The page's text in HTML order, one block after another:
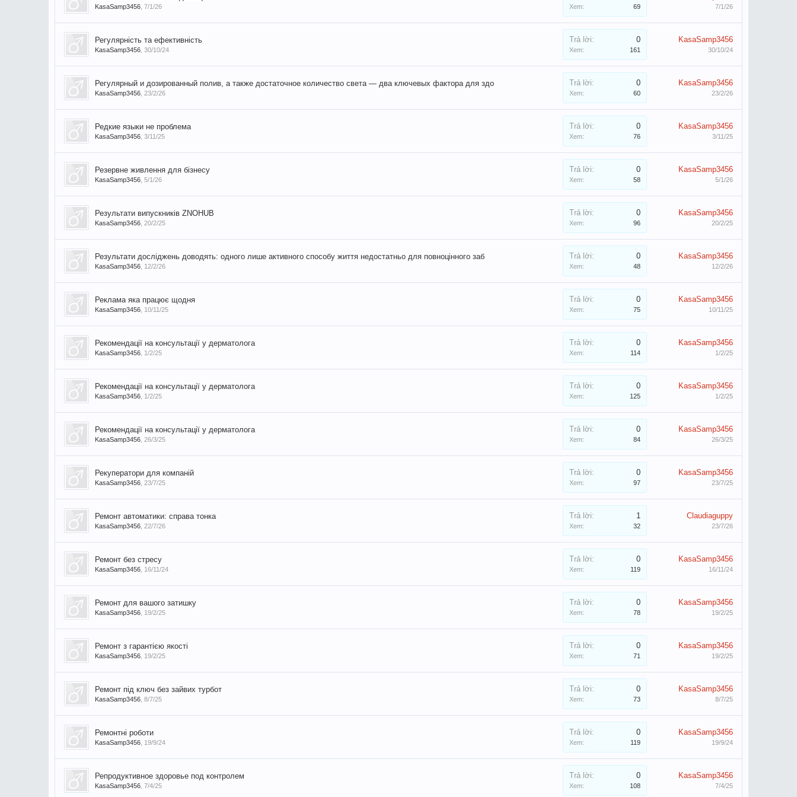
KasaSamp3456 7/1/26 Xem: 69 7/1/26
Регулярність та ефективність
KasaSamp3456 30/10/24
Trả lời: 0
Xem: 161
KasaSamp3456
30/10/24
Регулярный и дозированный полив, а также достаточное количество света — два ключевых фактора для здо
KasaSamp3456 23/2/26
Trả lời: 0
Xem: 60
KasaSamp3456
23/2/26
Редкие языки не проблема
KasaSamp3456 3/11/25
Trả lời: 0
Xem: 76
KasaSamp3456
3/11/25
Резервне живлення для бізнесу
KasaSamp3456 5/1/26
Trả lời: 0
Xem: 58
KasaSamp3456
5/1/26
Результати випускників ZNOHUB
KasaSamp3456 20/2/25
Trả lời: 0
Xem: 96
KasaSamp3456
20/2/25
Результати досліджень доводять: одного лише активного способу життя недостатньо для повноцінного заб
KasaSamp3456 12/2/26
Trả lời: 0
Xem: 48
KasaSamp3456
12/2/26
Реклама яка працює щодня
KasaSamp3456 10/11/25
Trả lời: 0
Xem: 75
KasaSamp3456
10/11/25
Рекомендації на консультації у дерматолога
KasaSamp3456 1/2/25
Trả lời: 0
Xem: 114
KasaSamp3456
1/2/25
Рекомендації на консультації у дерматолога
KasaSamp3456 1/2/25
Trả lời: 0
Xem: 125
KasaSamp3456
1/2/25
Рекомендації на консультації у дерматолога
KasaSamp3456 26/3/25
Trả lời: 0
Xem: 84
KasaSamp3456
26/3/25
Рекуператори для компаній
KasaSamp3456 23/7/25
Trả lời: 0
Xem: 97
KasaSamp3456
23/7/25
Ремонт автоматики: справа тонка
KasaSamp3456 22/7/26
Trả lời: 1
Xem: 32
Claudiaguppy
23/7/26
Ремонт без стресу
KasaSamp3456 16/11/24
Trả lời: 0
Xem: 119
KasaSamp3456
16/11/24
Ремонт для вашого затишку
KasaSamp3456 19/2/25
Trả lời: 0
Xem: 78
KasaSamp3456
19/2/25
Ремонт з гарантією якості
KasaSamp3456 19/2/25
Trả lời: 0
Xem: 71
KasaSamp3456
19/2/25
Ремонт під ключ без зайвих турбот
KasaSamp3456 8/7/25
Trả lời: 0
Xem: 73
KasaSamp3456
8/7/25
Ремонтні роботи
KasaSamp3456 19/9/24
Trả lời: 0
Xem: 119
KasaSamp3456
19/9/24
Репродуктивное здоровье под контролем
KasaSamp3456 7/4/25
Trả lời: 0
Xem: 108
KasaSamp3456
7/4/25